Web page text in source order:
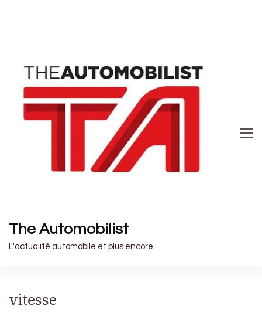
The Automobilist
L'actualité automobile et plus encore
vitesse